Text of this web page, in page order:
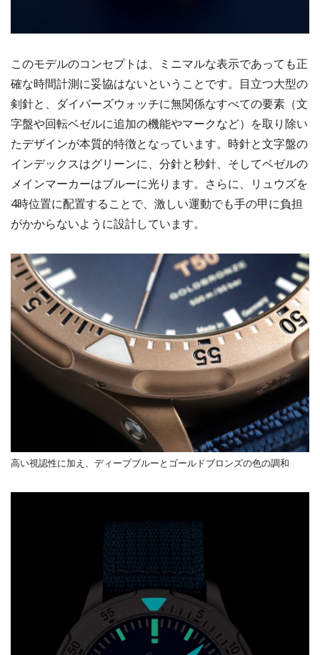
このモデルのコンセプトは、ミニマルな表示であっても正
確な時間計測に妥協はないということです。目立つ大型の
剣針と、ダイバーズウォッチに無関係なすべての要素（文
字盤や回転ベゼルに追加の機能やマークなど）を取り除い
たデザインが本質的特徴となっています。時針と文字盤の
インデックスはグリーンに、分針と秒針、そしてベゼルの
メインマーカーはブルーに光ります。さらに、リュウズを
4時位置に配置することで、激しい運動でも手の甲に負担
がかからないように設計しています。
高い視認性に加え、ディープブルーとゴールドブロンズの色の調和